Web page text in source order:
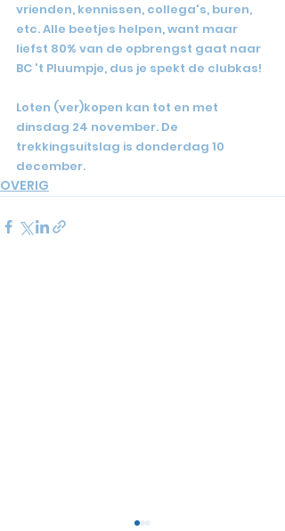
vrienden, kennissen, collega's, buren,
etc. Alle beetjes helpen, want maar
liefst 80% van de opbrengst gaat naar
BC 't Pluumpje, dus je spekt de clubkas!
Loten (ver)kopen kan tot en met
dinsdag 24 november. De
trekkingsuitslag is donderdag 10
december.
OVERIG